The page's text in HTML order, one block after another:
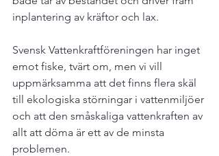
inplantering av kräftor och lax.
Svensk Vattenkraftföreningen har inget
emot fiske, tvärt om, men vi vill
uppmärksamma att det finns flera skäl
till ekologiska störningar i vattenmiljöer
och att den småskaliga vattenkraften av
allt att döma är ett av de minsta
problemen.